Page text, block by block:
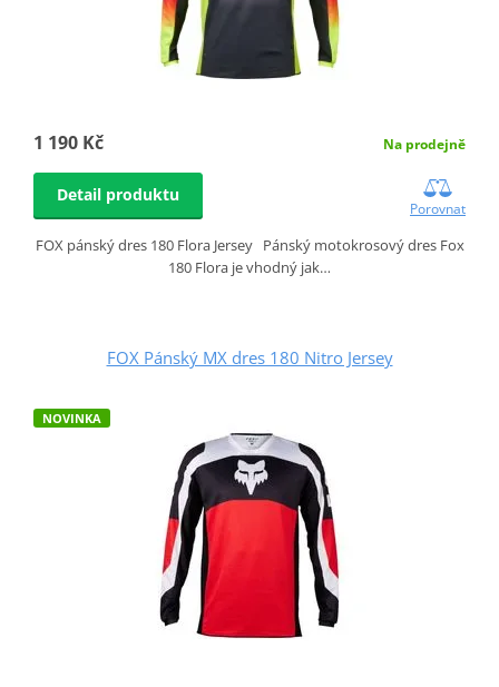
1 190 Kč Na prodejně
Detail produktu
Porovnat
FOX pánský dres 180 Flora Jersey Pánský motokrosový dres Fox
180 Flora je vhodný jak…
FOX Pánský MX dres 180 Nitro Jersey
NOVINKA